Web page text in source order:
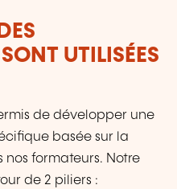
UTILISÉES
de développer une
basée sur la
formateurs. Notre
de 2 piliers :